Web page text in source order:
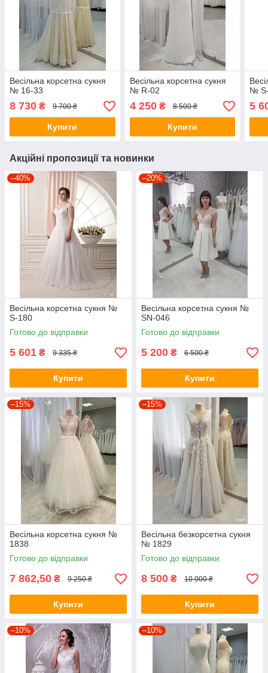
Весільна корсетна сукня
№ 16-33
8 730 ₴ 9 700 ₴
Купити
Весільна корсетна сукня
№ R-02
4 250₴ 8 500 ₴
Купити
№
5
Акційні пропозиції та новинки
–40%
Весільна корсетна сукня №
S-180
Готово до відправки
5 601 ₴ 9 335 ₴
Купити
–20%
Весільна корсетна сукня №
SN-046
Готово до відправки
5 200 ₴ 6 500 ₴
Купити
–15%
Весільна корсетна сукня №
1838
Готово до відправки
7 862,50 ₴ 9 250 ₴
Купити
–15%
Весільна безкорсетна сукня
№ 1829
Готово до відправки
8 500 ₴ 10 000 ₴
Купити
–10% –10%